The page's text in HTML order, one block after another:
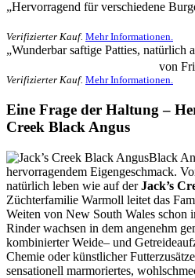
„Hervorragend für verschiedene
Verifizierter Kauf. Mehr Informationen.
„Wunderbar saftige Patties, natürlich
von
Verifizierter Kauf. Mehr Informationen.
Eine Frage der Haltung –
Creek Black Angus
Black
hervorragendem Eigengeschmack.
natürlich leben wie auf derJack’s
Züchterfamilie Warmoll leitet das
Weiten von New South Wales schon
Rinder wachsen in dem angenehm
kombinierter Weide– und
Chemie oder künstlicher
sensationell marmoriertes,